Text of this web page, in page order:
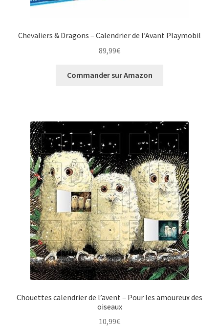
Chevaliers & Dragons – Calendrier de l’Avant Playmobil
89,99€
Commander sur Amazon
Chouettes calendrier de l’avent – Pour les amoureux des
oiseaux
10,99€